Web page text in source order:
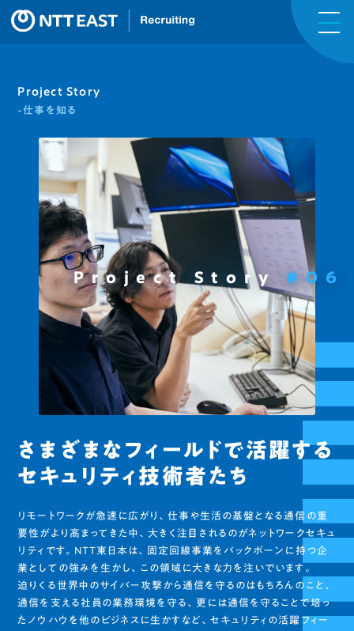
Project Story
-仕事を知る
Project Story #06
さまざまなフィールドで活躍する
セキュリティ技術者たち
リモートワークが急速に広がり、仕事や生活の基盤となる通信の重
要性がより高まってきた中、大きく注目されるのがネットワークセキュ
リティです。NTT東日本は、固定回線事業をバックボーンに持つ企
業としての強みを生かし、この領域に大きな力を注いでいます。
迫りくる世界中のサイバー攻撃から通信を守るのはもちろんのこと、
通信を支える社員の業務環境を守る、更には通信を守ることで培っ
たノウハウを他のビジネスに生かすなど、セキュリティの活躍フィー